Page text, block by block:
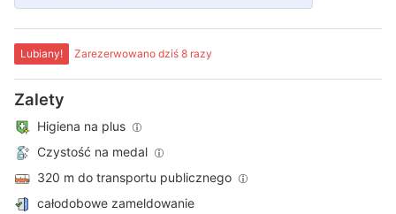
Lubiany! Zarezerwowano dziś 8 razy
Zalety
Higiena na plus
Czystość na medal
320 m do transportu publicznego
całodobowe zameldowanie